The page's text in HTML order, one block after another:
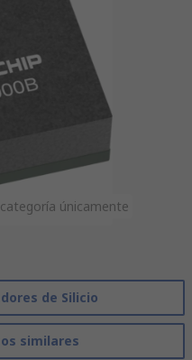
únicamente
de Silicio
similares